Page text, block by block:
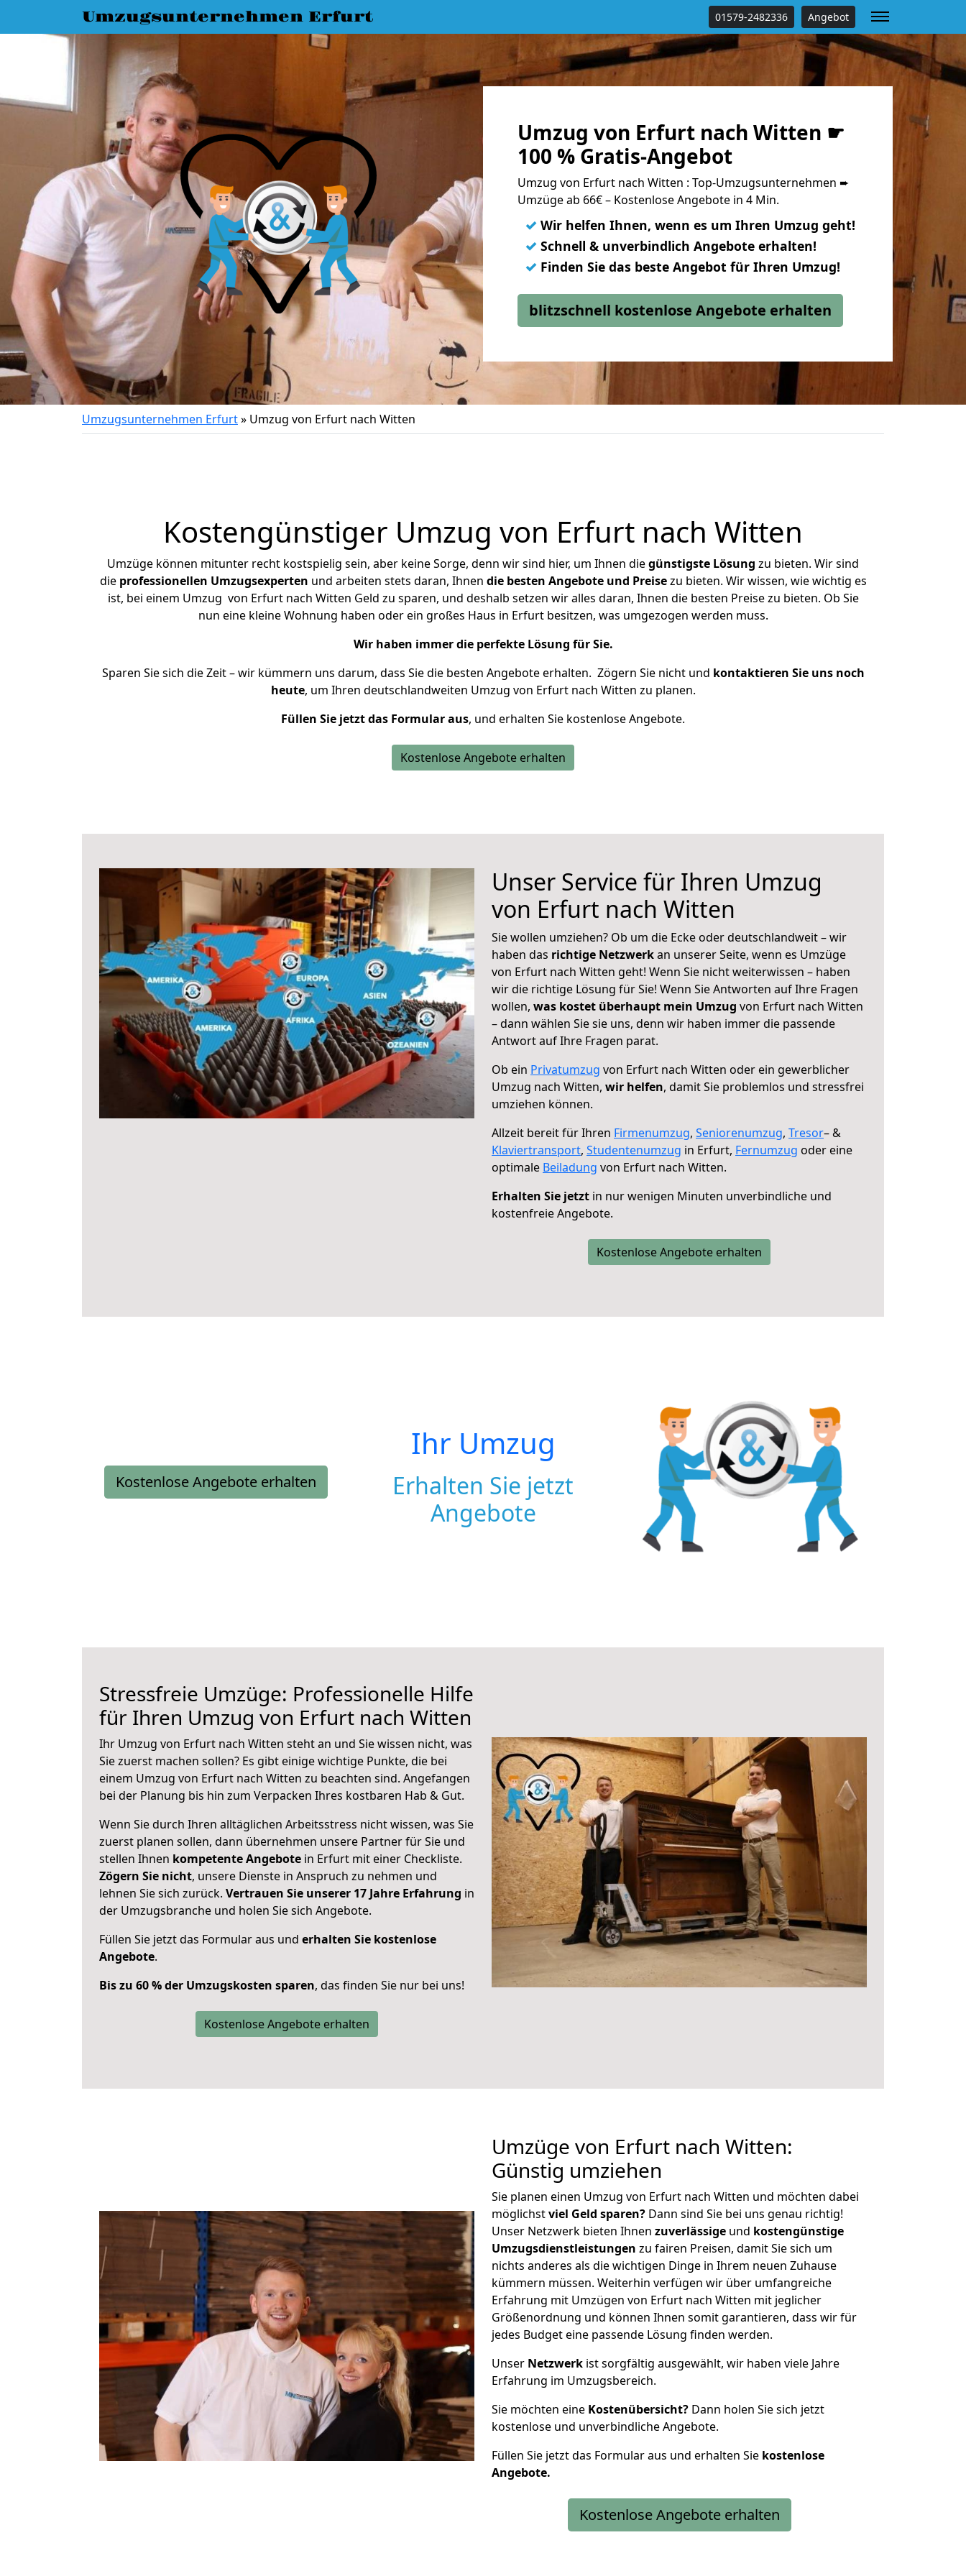
Umzugsunternehmen Erfurt 01579-2482336 Angebot
Umzug von Erfurt nach Witten ☛
100 % Gratis-Angebot
Umzug von Erfurt nach Witten : Top-Umzugsunternehmen ➨
Umzüge ab 66€ – Kostenlose Angebote in 4 Min.
✓ Wir helfen Ihnen, wenn es um Ihren Umzug geht!
✓ Schnell & unverbindlich Angebote erhalten!
✓ Finden Sie das beste Angebot für Ihren Umzug!
blitzschnell kostenlose Angebote erhalten
Umzugsunternehmen Erfurt» Umzug von Erfurt nach Witten
Kostengünstiger Umzug von Erfurt nach Witten
Umzüge können mitunter recht kostspielig sein, aber keine Sorge, denn wir sind hier, um Ihnen diegünstigste Lösung zu bieten. Wir sind
die professionellen Umzugsexperten und arbeiten stets daran, Ihnen die besten Angebote und Preisezu bieten. Wir wissen, wie wichtig es
ist, bei einem Umzug von Erfurt nach Witten Geld zu sparen, und deshalb setzen wir alles daran, Ihnen die besten Preise zu bieten. Ob Sie
nun eine kleine Wohnung haben oder ein großes Haus in Erfurt besitzen, was umgezogen werden muss.
Wir haben immer die perfekte Lösung für Sie.
Sparen Sie sich die Zeit – wir kümmern uns darum, dass Sie die besten Angebote erhalten. Zögern Sie nicht und kontaktieren Sie uns noch
heute, um Ihren deutschlandweiten Umzug von Erfurt nach Witten zu planen.
Füllen Sie jetzt das Formular aus, und erhalten Sie kostenlose Angebote.
Kostenlose Angebote erhalten
Unser Service für Ihren Umzug
von Erfurt nach Witten
Sie wollen umziehen? Ob um die Ecke oder deutschlandweit – wir
haben das richtige Netzwerkan unserer Seite, wenn es Umzüge
von Erfurt nach Witten geht! Wenn Sie nicht weiterwissen – haben
wir die richtige Lösung für Sie! Wenn Sie Antworten auf Ihre Fragen
wollen, was kostet überhaupt mein Umzug von Erfurt nach Witten
– dann wählen Sie sie uns, denn wir haben immer die passende
Antwort auf Ihre Fragen parat.
Ob ein Privatumzug von Erfurt nach Witten oder ein gewerblicher
Umzug nach Witten, wir helfen, damit Sie problemlos und stressfrei
umziehen können.
Allzeit bereit für Ihren Firmenumzug, Seniorenumzug, Tresor– &
Klaviertransport, Studentenumzug in Erfurt, Fernumzug oder eine
optimale Beiladung von Erfurt nach Witten.
Erhalten Sie jetzt in nur wenigen Minuten unverbindliche und
kostenfreie Angebote.
Kostenlose Angebote erhalten
Kostenlose Angebote erhalten
Ihr Umzug
Erhalten Sie jetzt
Angebote
Stressfreie Umzüge: Professionelle Hilfe
für Ihren Umzug von Erfurt nach Witten
Ihr Umzug von Erfurt nach Witten steht an und Sie wissen nicht, was
Sie zuerst machen sollen? Es gibt einige wichtige Punkte, die bei
einem Umzug von Erfurt nach Witten zu beachten sind. Angefangen
bei der Planung bis hin zum Verpacken Ihres kostbaren Hab & Gut.
Wenn Sie durch Ihren alltäglichen Arbeitsstress nicht wissen, was Sie
zuerst planen sollen, dann übernehmen unsere Partner für Sie und
stellen Ihnen kompetente Angebote in Erfurt mit einer Checkliste.
Zögern Sie nicht, unsere Dienste in Anspruch zu nehmen und
lehnen Sie sich zurück. Vertrauen Sie unserer 17 Jahre Erfahrung in
der Umzugsbranche und holen Sie sich Angebote.
Füllen Sie jetzt das Formular aus und erhalten Sie kostenlose
Angebote.
Bis zu 60 % der Umzugskosten sparen, das finden Sie nur bei uns!
Kostenlose Angebote erhalten
Umzüge von Erfurt nach Witten:
Günstig umziehen
Sie planen einen Umzug von Erfurt nach Witten und möchten dabei
möglichstviel Geld sparen? Dann sind Sie bei uns genau richtig!
Unser Netzwerk bieten Ihnen zuverlässige und kostengünstige
Umzugsdienstleistungen zu fairen Preisen, damit Sie sich um
nichts anderes als die wichtigen Dinge in Ihrem neuen Zuhause
kümmern müssen. Weiterhin verfügen wir über umfangreiche
Erfahrung mit Umzügen von Erfurt nach Witten mit jeglicher
Größenordnung und können Ihnen somit garantieren, dass wir für
jedes Budget eine passende Lösung finden werden.
Unser Netzwerk ist sorgfältig ausgewählt, wir haben viele Jahre
Erfahrung im Umzugsbereich.
Sie möchten eine Kostenübersicht? Dann holen Sie sich jetzt
kostenlose und unverbindliche Angebote.
Füllen Sie jetzt das Formular aus und erhalten Sie kostenlose
Angebote.
Kostenlose Angebote erhalten